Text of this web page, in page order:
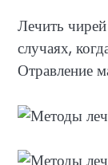
Лечить
случаях,
Отравление